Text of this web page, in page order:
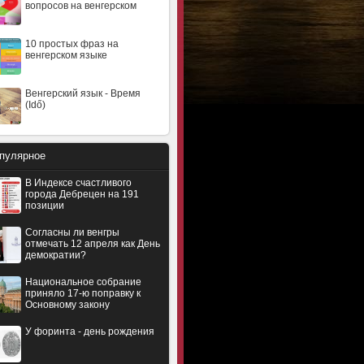
вопросов на венгерском
10 простых фраз на
венгерском языке
Венгерский язык - Время
(Idő)
В Индексе счастливого
города Дебрецен на 191
позиции
Согласны ли венгры
отмечать 12 апреля как День
демократии?
Национальное собрание
приняло 17-ю поправку к
Основному закону
У форинта - день рождения